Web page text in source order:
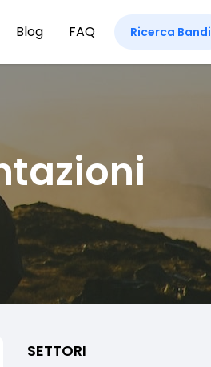
Blog FAQ Ricerca Bandi
SETTORI